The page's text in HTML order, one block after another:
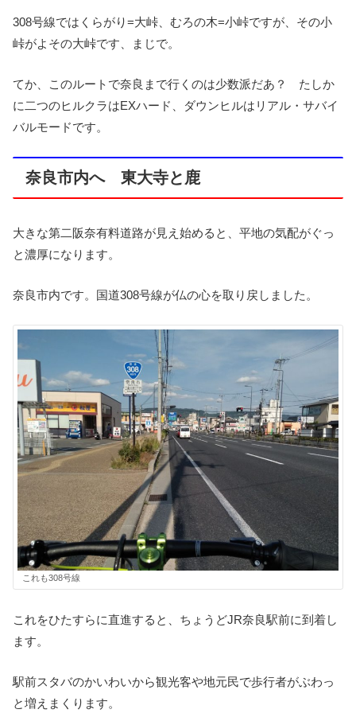
308号線ではくらがり=大峠、むろの木=小峠ですが、その小
峠がよその大峠です、まじで。
てか、このルートで奈良まで行くのは少数派だあ？ たしか
に二つのヒルクラはEXハード、ダウンヒルはリアル・サバイ
バルモードです。
奈良市内へ 東大寺と鹿
大きな第二阪奈有料道路が見え始めると、平地の気配がぐっ
と濃厚になります。
奈良市内です。国道308号線が仏の心を取り戻しました。
これも308号線
これをひたすらに直進すると、ちょうどJR奈良駅前に到着し
ます。
駅前スタバのかいわいから観光客や地元民で歩行者がぶわっ
と増えまくります。